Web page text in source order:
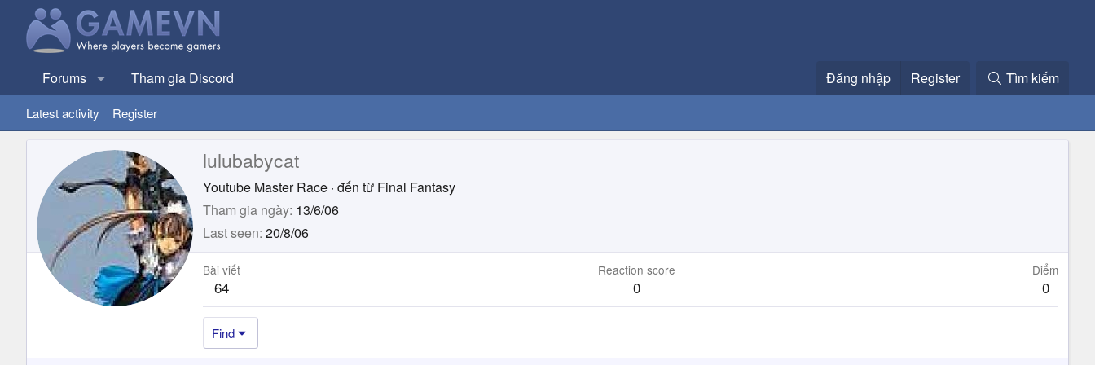
Forums Tham gia Discord Đăng nhập Register Tìm kiếm
Latest activity Register
lulubabycat
Youtube Master Race · đến từ Final Fantasy
Tham gia ngày 13/6/06
Last seen 20/8/06
Bài viết
64
Reaction score
0
Điểm
0
Find